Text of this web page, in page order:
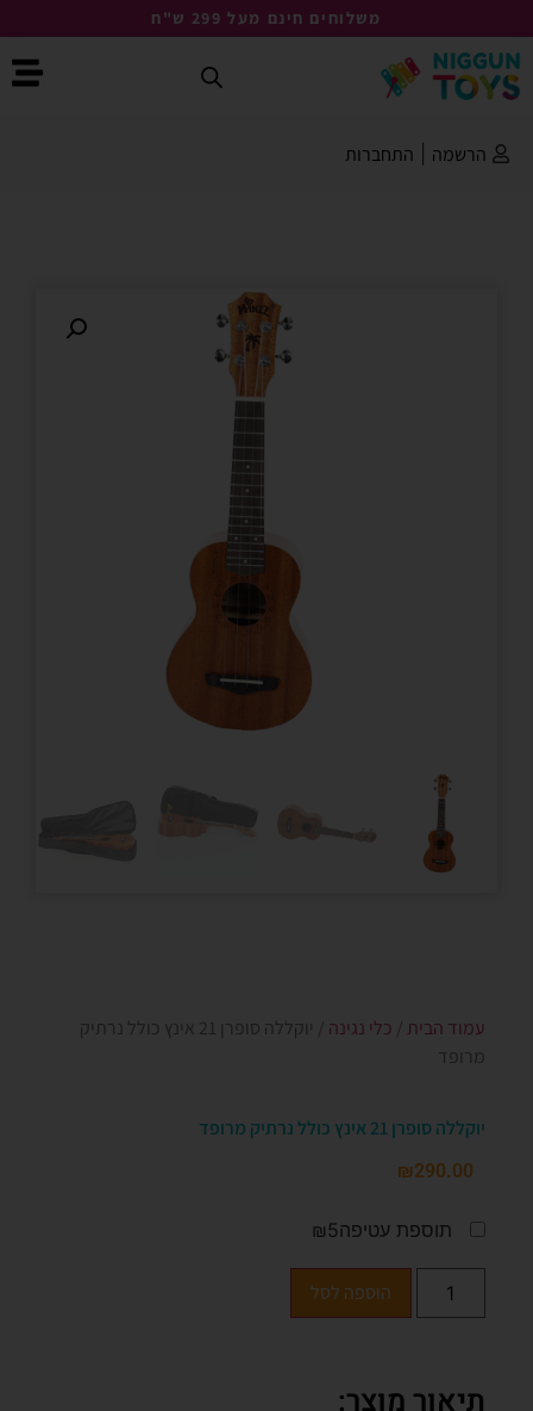
משלוחים חינם מעל 299 ש"ח
הרשמה התחברות
עמוד הבית כלי נגינה
/ יוקללה סופרן 21 אינץ כולל נרתיק
מרופד
יוקללה סופרן 21 אינץ כולל נרתיק מרופד
₪290.00
תוספת עטיפה₪5
הוספה לסל
תיאור מוצר: